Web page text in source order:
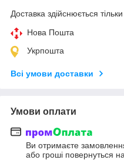
Доставка здійснюється
Нова Пошта
Укрпошта
Всі умови доставки
Умови оплати
Ви отримаєте
або гроші повернуться